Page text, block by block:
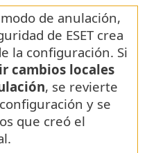
de anulación,
de ESET crea
la configuración. Si
cambios locales
, se revierte
y se
que creó el